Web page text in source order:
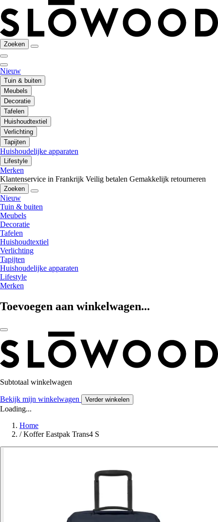
Zoeken
Nieuw
Tuin & buiten
Meubels
Decoratie
Tafelen
Huishoudtextiel
Verlichting
Tapijten
Huishoudelijke apparaten
Lifestyle
Merken
Klantenservice in Frankrijk Veilig betalen Gemakkelijk retourneren
Zoeken
Nieuw
Tuin & buiten
Meubels
Decoratie
Tafelen
Huishoudtextiel
Verlichting
Tapijten
Huishoudelijke apparaten
Lifestyle
Merken
Toevoegen aan winkelwagen...
Subtotaal winkelwagen
Bekijk mijn winkelwagen Verder winkelen
Loading...
Home
/ Koffer Eastpak Trans4 S